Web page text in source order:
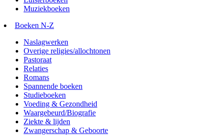
Muziekboeken
Boeken N-Z
Naslagwerken
Overige religies/allochtonen
Pastoraat
Relaties
Romans
Spannende boeken
Studieboeken
Voeding & Gezondheid
Waargebeurd/Biografie
Ziekte & lijden
Zwangerschap & Geboorte